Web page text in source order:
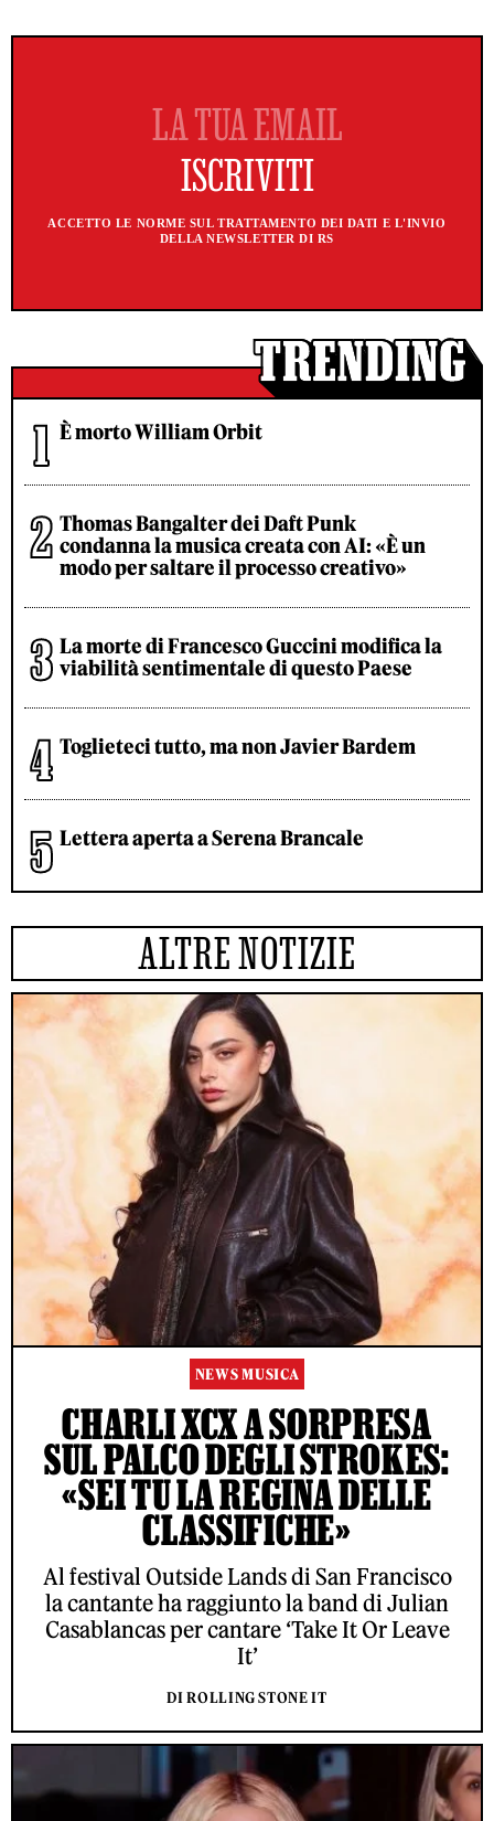
ACCETTO LE NORME SUL TRATTAMENTO DEI DATI E L'INVIO
DELLA NEWSLETTER DI RS
È morto William Orbit
Thomas Bangalter dei Daft Punk
condanna la musica creata con AI: «È un
modo per saltare il processo creativo»
La morte di Francesco Guccini modifica la
viabilità sentimentale di questo Paese
Toglieteci tutto, ma non Javier Bardem
Lettera aperta a Serena Brancale
ALTRE NOTIZIE
NEWS MUSICA
CHARLI XCX A SORPRESA
SUL PALCO DEGLI STROKES:
«SEI TU LA REGINA DELLE
CLASSIFICHE»
Al festival Outside Lands di San Francisco
la cantante ha raggiunto la band di Julian
Casablancas per cantare ‘Take It Or Leave
It’
DI ROLLING STONE IT